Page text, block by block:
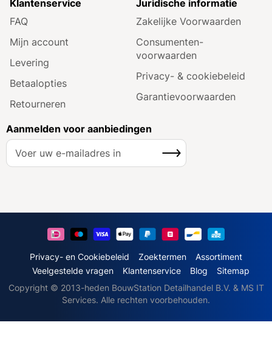
Klantenservice
FAQ
Mijn account
Levering
Betaalopties
Retourneren
Juridische informatie
Zakelijke Voorwaarden
Consumenten­
voorwaarden
Privacy- & cookiebeleid
Garantie­voorwaarden
Aanmelden voor aanbiedingen
A
e
o
z
Inschrijven
Privacy- en Cookiebeleid Zoektermen
Assortiment
Veelgestelde vragen
Klantenservice Blog
Sitemap
Copyright © 2013-heden BouwStation Detailhandel B.V. & MS IT
Services. Alle rechten voorbehouden.